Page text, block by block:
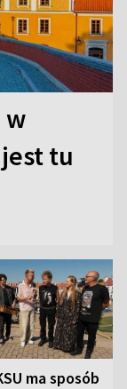
w
tu
ma sposób